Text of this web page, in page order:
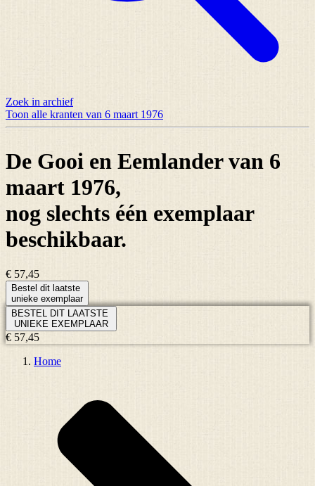
Zoek in archief
Toon alle kranten van 6 maart 1976
De Gooi en Eemlander van 6
maart 1976,
nog slechts één exemplaar
beschikbaar.
€ 57,45
Bestel dit laatste
unieke exemplaar
BESTEL DIT LAATSTE
UNIEKE EXEMPLAAR
€ 57,45
Home